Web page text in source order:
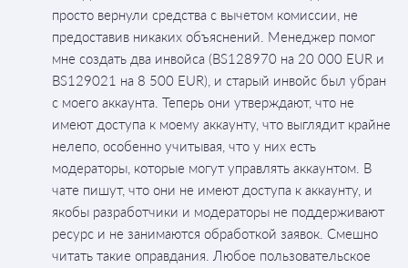
просто вернули средства с вычетом комиссии, не
предоставив никаких объяснений. Менеджер помог
мне создать два инвойса (BS128970 на 20 000 EUR и
BS129021 на 8 500 EUR), и старый инвойс был убран
с моего аккаунта. Теперь они утверждают, что не
имеют доступа к моему аккаунту, что выглядит крайне
нелепо, особенно учитывая, что у них есть
модераторы, которые могут управлять аккаунтом. В
чате пишут, что они не имеют доступа к аккаунту, и
якобы разработчики и модераторы не поддерживают
ресурс и не занимаются обработкой заявок. Смешно
читать такие оправдания. Любое пользовательское